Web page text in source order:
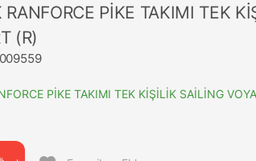
RANFORCE PİKE TAKIMI TEK
(R)
009559
PİKE TAKIMI TEK KİŞİLİK SAİLİNG